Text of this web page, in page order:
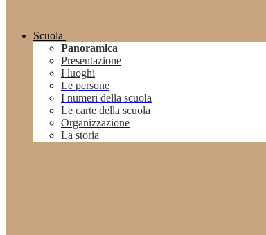
Scuola
Panoramica
Presentazione
I luoghi
Le persone
I numeri della scuola
Le carte della scuola
Organizzazione
La storia